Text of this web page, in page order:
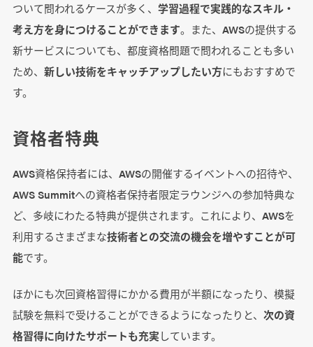
ついて問われるケースが多く、 学習過程で実践的なスキル・
考え方を身につけることができます。また、AWSの提供する
新サービスについても、都度資格問題で問われることも多い
ため、 新しい技術をキャッチアップしたい方にもおすすめで
す。
資格者特典
AWS資格保持者には、AWSの開催するイベントへの招待や、
AWS Summitへの資格者保持者限定ラウンジへの参加特典な
ど、多岐にわたる特典が提供されます。これにより、AWSを
利用するさまざまな技術者との交流の機会を増やすことが可
能です。
ほかにも次回資格習得にかかる費用が半額になったり、模擬
試験を無料で受けることができるようになったりと、 次の資
格習得に向けたサポートも充実しています。